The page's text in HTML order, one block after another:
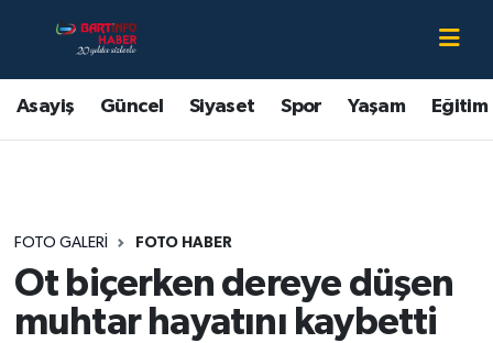
Asayiş Güncel Siyaset Spor Yaşam Eğitim
FOTO GALERI FOTO HABER
Ot biçerken dereye düşen
muhtar hayatını kaybetti
Asayiş
Bartın Hakkında
Eğitim
Ekonomi
Bartın Nöbetçi Eczaneler
Bartın Hava Durumu
Bartın Trafik Yoğunluk Haritası
Süper Lig Puan Durumu ve Fikstür